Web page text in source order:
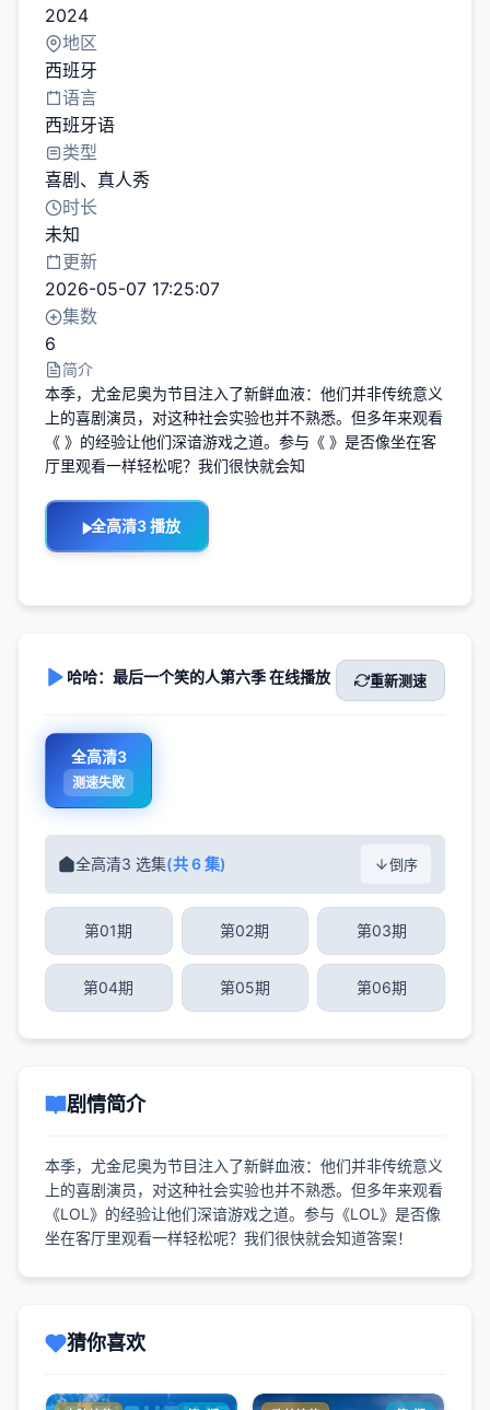
2024
地区
西班牙
语言
西班牙语
类型
喜剧 、 真人秀
时长
未知
更新
2026-05-07 17:25:07
集数
6
简介
本季，尤金尼奥为节目注入了新鲜血液：他们并非传统意义
上的喜剧演员，对这种社会实验也并不熟悉。但多年来观看
《 》的经验让他们深谙游戏之道。参与《 》是否像坐在客
厅里观看一样轻松呢？我们很快就会知
全高清3 播放
哈哈：最后一个笑的人第六季 在线播放 重新测速
全高清3
测速失败
全高清3 选集(共 6 集) 倒序
第01期 第02期 第03期
第04期 第05期 第06期
剧情简介
本季，尤金尼奥为节目注入了新鲜血液：他们并非传统意义
上的喜剧演员，对这种社会实验也并不熟悉。但多年来观看
《LOL》的经验让他们深谙游戏之道。参与《LOL》是否像
坐在客厅里观看一样轻松呢？我们很快就会知道答案！
猜你喜欢